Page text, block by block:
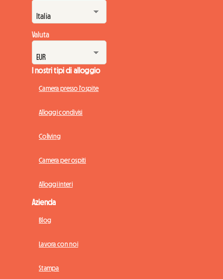
Valuta
I nostri tipi di alloggio
Camera presso l'ospite
Alloggi condivisi
Coliving
Camera per ospiti
Alloggi interi
Azienda
Blog
Lavora con noi
Stampa